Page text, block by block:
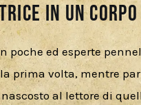
in un
poche ed esperte
prima volta, mentre
nascosto al lettore di